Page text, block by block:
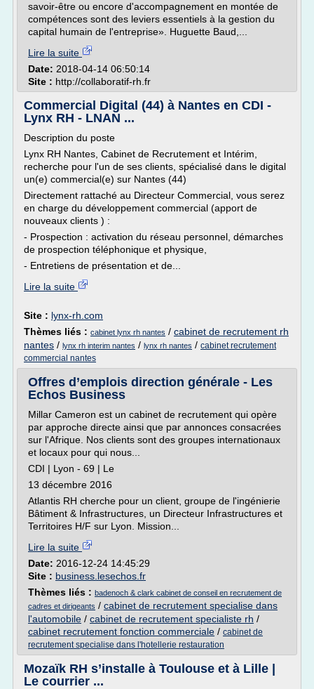
savoir-être ou encore d'accompagnement en montée de
compétences sont des leviers essentiels à la gestion du
capital humain de l'entreprise». Huguette Baud,...
Lire la suite
Date: 2018-04-14 06:50:14
Site : http://collaboratif-rh.fr
Commercial Digital (44) à Nantes en CDI -
Lynx RH - LNAN ...
Description du poste
Lynx RH Nantes, Cabinet de Recrutement et Intérim,
recherche pour l'un de ses clients, spécialisé dans le digital
un(e) commercial(e) sur Nantes (44)
Directement rattaché au Directeur Commercial, vous serez
en charge du développement commercial (apport de
nouveaux clients ) :
- Prospection : activation du réseau personnel, démarches
de prospection téléphonique et physique,
- Entretiens de présentation et de...
Lire la suite
Site : lynx-rh.com
Thèmes liés : cabinet lynx rh nantes / cabinet de recrutement rh
nantes / lynx rh interim nantes / lynx rh nantes / cabinet recrutement
commercial nantes
Offres d’emplois direction générale - Les
Echos Business
Millar Cameron est un cabinet de recrutement qui opère
par approche directe ainsi que par annonces consacrées
sur l'Afrique. Nos clients sont des groupes internationaux
et locaux pour qui nous...
CDI | Lyon - 69 | Le
13 décembre 2016
Atlantis RH cherche pour un client, groupe de l'ingénierie
Bâtiment & Infrastructures, un Directeur Infrastructures et
Territoires H/F sur Lyon. Mission...
Lire la suite
Date: 2016-12-24 14:45:29
Site : business.lesechos.fr
Thèmes liés : badenoch & clark cabinet de conseil en recrutement de
cadres et dirigeants / cabinet de recrutement specialise dans
l'automobile / cabinet de recrutement specialiste rh /
cabinet recrutement fonction commerciale / cabinet de
recrutement specialise dans l'hotellerie restauration
Mozaïk RH s’installe à Toulouse et à Lille |
Le courrier ...